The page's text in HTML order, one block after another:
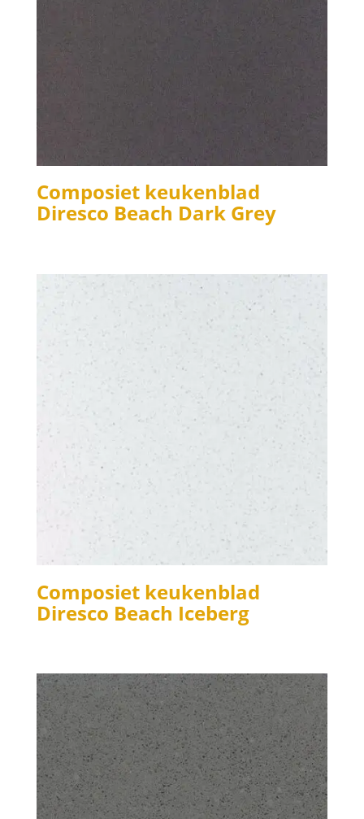
Composiet keukenblad
Diresco Beach Dark Grey
Composiet keukenblad
Diresco Beach Iceberg